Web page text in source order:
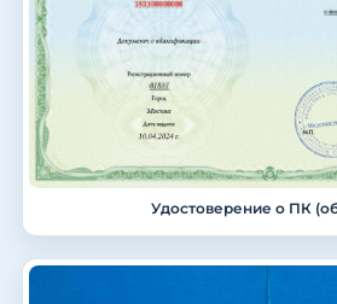
Удостоверение о ПК